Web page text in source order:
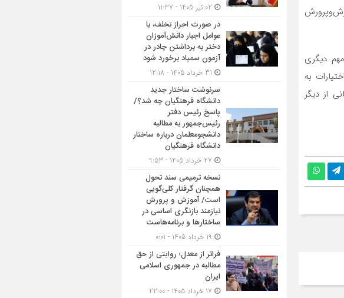
دیگری
به
از دیگر
در صورت احراز تخلف، با
عوامل اجبار دانش‌آموزان
دختر به برداشتن چادر در
آزمون سمپاد برخورد شود
سرنوشت ساختار جدید
دانشگاه فرهنگیان چه شد؟/
پاسخ رئیس دفتر
رئیس‌جمهور به مطالبه
دانشجومعلمان درباره ساختار
دانشگاه فرهنگیان
نسخه ترمیمی سند تحول
همچنان گرفتار کلی‌گویی
است/ آموزش و پرورش
نیازمند بازنگری اساسی در
ساختارها و برنامه‌هاست
فراتر از معدل؛ روایتی از حق
مطالبه در جمهوری اسلامی
ایران